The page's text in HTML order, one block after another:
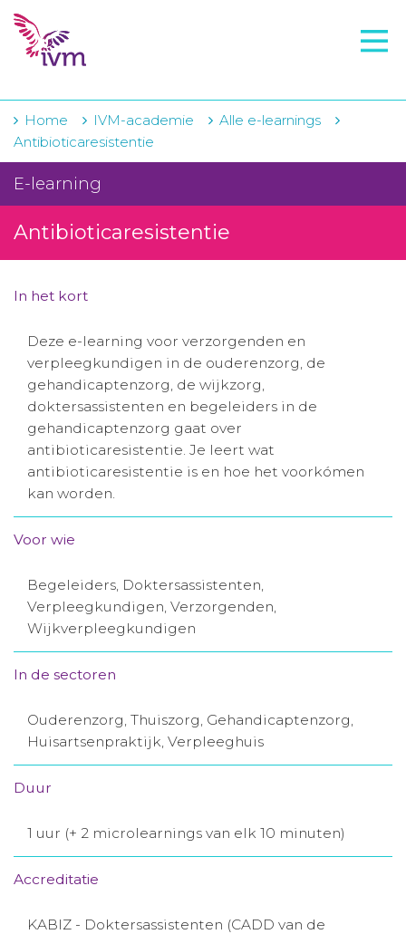
VMI
IVM-academie
Zorginstellingen
Voorschrijfgedrag
Projecten
Contact
Winkelwagentje
Aanmelden nieuwsbrief
Home IVM-academie
Alle e-learnings
Antibioticaresistentie
E-learning
Antibioticaresistentie
In het kort
Deze e-learning voor verzorgenden en
verpleegkundigen in de ouderenzorg, de
gehandicaptenzorg, de wijkzorg,
doktersassistenten en begeleiders in de
gehandicaptenzorg gaat over
antibioticaresistentie. Je leert wat
antibioticaresistentie is en hoe het voorkómen
kan worden.
Voor wie
Begeleiders, Doktersassistenten,
Verpleegkundigen, Verzorgenden,
Wijkverpleegkundigen
In de sectoren
Ouderenzorg, Thuiszorg, Gehandicaptenzorg,
Huisartsenpraktijk, Verpleeghuis
Duur
1 uur (+ 2 microlearnings van elk 10 minuten)
Accreditatie
KABIZ - Doktersassistenten (CADD van de